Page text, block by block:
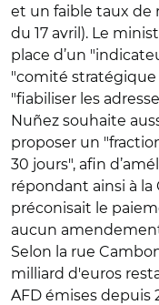
et un faible taux de
du 17 avril). Le
place d’un
"comité
"fiabiliser les
Nuñez souhaite
proposer un
30 jours", afin
répondant ainsi à
préconisait le
aucun
Selon la rue
milliard d'euros
AFD émises depuis